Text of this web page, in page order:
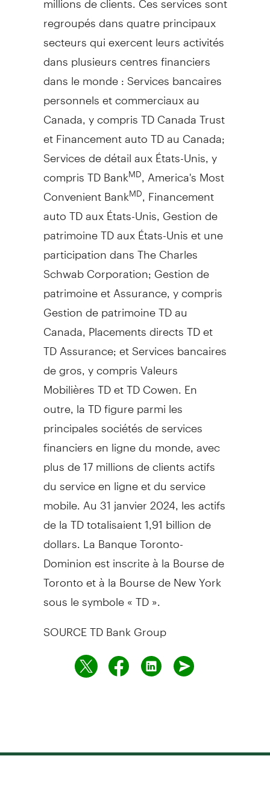
regroupés dans quatre principaux
secteurs qui exercent leurs activités
dans plusieurs centres financiers
dans le monde : Services bancaires
personnels et commerciaux au
Canada , y compris TD Canada Trust
et Financement auto TD au Canada;
Services de détail aux États-Unis, y
compris TD BankMD , America's Most
Convenient BankMD , Financement
auto TD aux États-Unis, Gestion de
patrimoine TD aux États-Unis et une
participation dans The Charles
Schwab Corporation;Gestion de
patrimoine et Assurance, y compris
Gestion depatrimoine TD au
Canada , Placements directs TD et
TD Assurance; et Services bancaires
de gros, y compris Valeurs
Mobilières TD et TD Cowen. En
outre, la TD figure parmi les
principales sociétés de services
financiers en ligne du monde, avec
plus de 17 millions de clients actifs
du service en ligne et du service
mobile. Au 31 janvier 2024, les actifs
de la TD totalisaient 1,91 billion de
dollars. La Banque Toronto-
Dominion est inscrite à la Bourse de
Torontoet à la Bourse deNew York
sous le symbole « TD ».
SOURCE TD Bank Group